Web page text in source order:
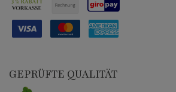
GEPRÜFTE QUALITÄT